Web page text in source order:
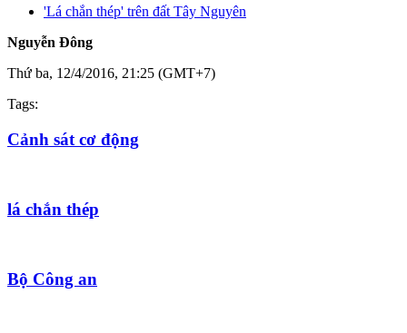
'Lá chắn thép' trên đất Tây Nguyên
Nguyễn Đông
Thứ ba, 12/4/2016, 21:25 (GMT+7)
Tags:
Cảnh sát cơ động
lá chắn thép
Bộ Công an